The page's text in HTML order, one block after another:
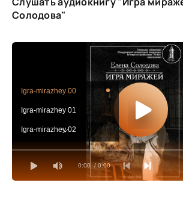
Солодова"
0:00 / 0:00
Igra-mirazhey 00
Igra-mirazhey 01
Igra-mirazhey 02
Igra-mirazhey 03
Igra-mirazhey 04